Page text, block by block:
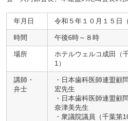
年月日 令和５年１０月１５日（
時間 午後6時～８時
場所
ホテルウェルコ成田（
1）
講師・
弁士
・日本歯科医師連盟
宏先生
・日本歯科医師連盟
奈津美先生
・衆議院議員（千葉